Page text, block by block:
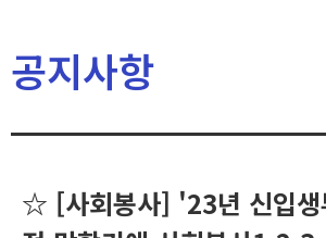
공지사항
☆ [사회봉사] '23년 신입생